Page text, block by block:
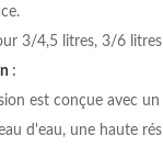
3/4,5 litres, 3/6
:
est conçue avec
d'eau, une haute